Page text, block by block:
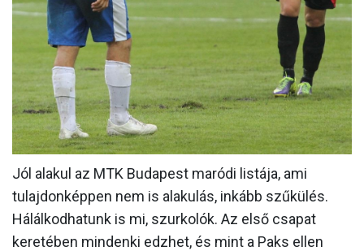
AKKREDITÁCIÓ
Jól alakul az MTK Budapest maródi listája, ami
tulajdonképpen nem is alakulás, inkább szűkülés.
Hálálkodhatunk is mi, szurkolók. Az első csapat
keretében mindenki edzhet, és mint a Paks ellen